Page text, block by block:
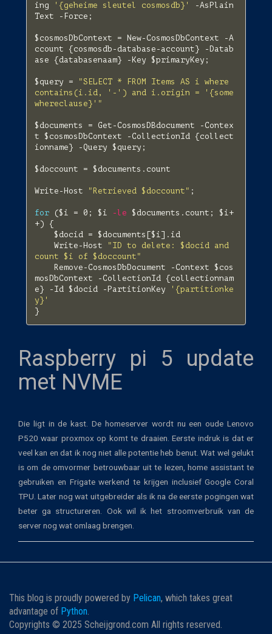
ing
'{geheime sleutel cosmosdb}'
-AsPlain
Text
-Force ;
$cosmosDbContext = New-CosmosDbContext
-A
ccount
{cosmosdb-database-account}
-Datab
ase
{databasenaam} -Key $primaryKey ;
$query =
"SELECT * FROM Items AS i where
contains(i.id, '-') and i.origin = '{some
whereclause}'"
$documents = Get-CosmosDBdocument
-Contex
t
$cosmosDbContext -CollectionId {collect
ionname} -Query $query ;
$doccount = $documents . count
Write-Host "Retrieved $doccount" ;
for ($i = 0 ; $i -le $documents . count ; $i+
+)
{
$docid = $documents [$i]. id
Write-Host
"ID to delete: $docid and
count $i of $doccount"
Remove-CosmosDbDocument
-Context
$cos
mosDbContext
-CollectionId {collectionnam
e} -Id $docid -PartitionKey
'{partitionke
y}'
}
Raspberry pi 5 update
met NVME
Die ligt in de kast. De homeserver wordt nu een oude Lenovo
P520 waar proxmox op komt te draaien. Eerste indruk is dat er
veel kan en dat ik nog niet alle potentie heb benut. Wat wel gelukt
is om de omvormer betrouwbaar uit te lezen, home assistant te
gebruiken en Frigate werkend te krijgen inclusief Google Coral
TPU. Later nog wat uitgebreider als ik na de eerste pogingen wat
beter ga structureren. Ook wil ik het stroomverbruik van de
server nog wat omlaag brengen.
This blog is proudly powered by Pelican, which takes great
advantage of Python
Copyrights © 2025 Scheijgrond.com All rights reserved.